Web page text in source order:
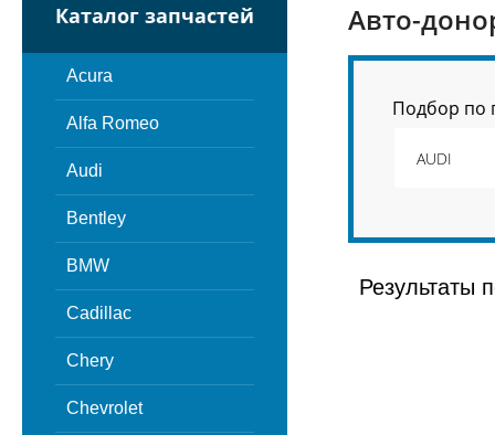
Каталог запчастей
Acura
Alfa Romeo
Audi
Bentley
BMW
Cadillac
Chery
Chevrolet
Авто-
Подбор по
Результаты